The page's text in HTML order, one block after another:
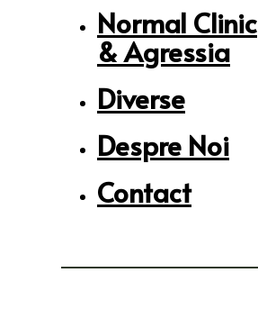
Normal Clinic
& Agressia
Diverse
Despre Noi
Contact